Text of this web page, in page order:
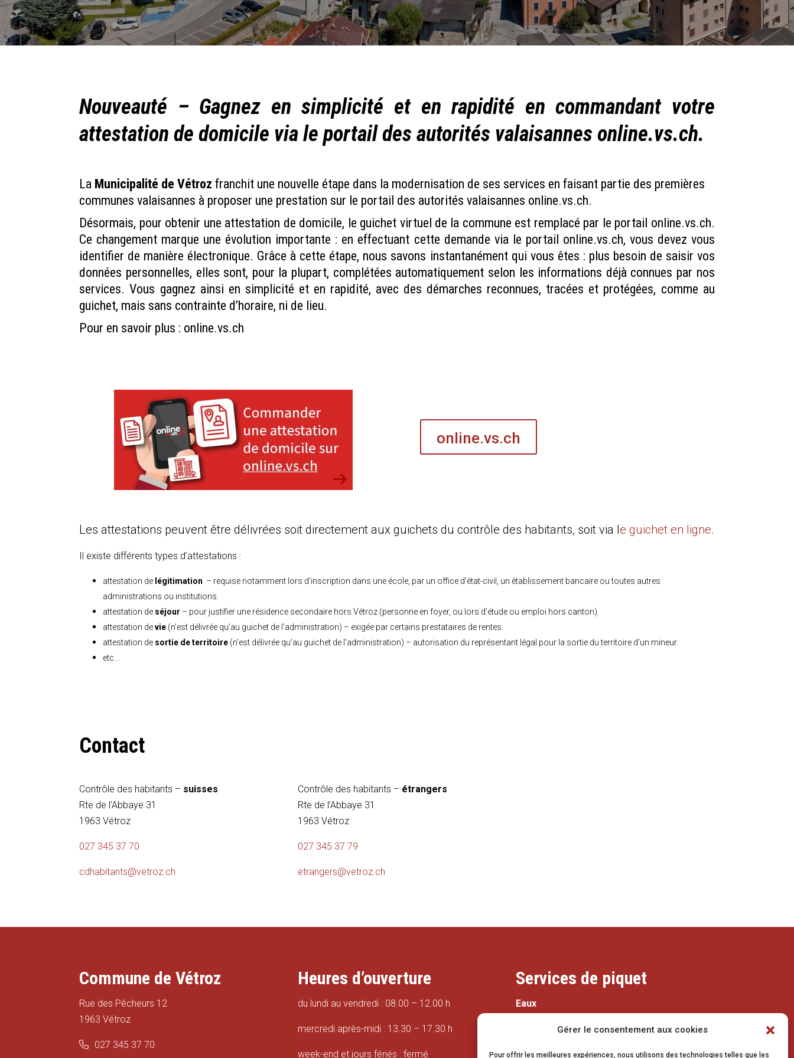
Gérer le consentement aux cookies
Pour offrir les meilleures expériences, nous utilisons des technologies telles que les
Nouveauté – Gagnez en simplicité et en rapidité en commandant votre
attestation de domicile via le portail des autorités valaisannes online.vs.ch.
La Municipalité de Vétrozfranchit une nouvelle étape dans la modernisation de ses services en faisant partie des premières
communes valaisannes à proposer une prestation sur le portail des autorités valaisannes online.vs.ch.
Désormais, pour obtenir une attestation de domicile, le guichet virtuel de la commune est remplacé par le portail online.vs.ch.
Ce changement marque une évolution importante : en effectuant cette demande via le portail online.vs.ch, vous devez vous
identifier de manière électronique. Grâce à cette étape, nous savons instantanément qui vous êtes : plus besoin de saisir vos
données personnelles, elles sont, pour la plupart, complétées automatiquement selon les informations déjà connues par nos
services. Vous gagnez ainsi en simplicité et en rapidité, avec des démarches reconnues, tracées et protégées, comme au
guichet, mais sans contrainte d’horaire, ni de lieu.
Pour en savoir plus : online.vs.ch
online.vs.ch
Les attestations peuvent être délivrées soit directement aux guichets du contrôle des habitants, soit via le guichet en ligne.
Il existe différents types d’attestations :
attestation de légitimation – requise notamment lors d’inscription dans une école, par un office d’état-civil, un établissement bancaire ou toutes autres
administrations ou institutions.
attestation de séjour – pour justifier une résidence secondaire hors Vétroz (personne en foyer, ou lors d’étude ou emploi hors canton).
attestation devie (n’est délivrée qu’au guichet de l’administration) – exigée par certains prestataires de rentes.
attestation de sortie de territoire (n’est délivrée qu’au guichet de l’administration) – autorisation du représentant légal pour la sortie du territoire d’un mineur.
etc…
Contact
Contrôle des habitants – suisses
Rte de l’Abbaye 31
1963 Vétroz
027 345 37 70
cdhabitants@vetroz.ch
Contrôle des habitants – étrangers
Rte de l’Abbaye 31
1963 Vétroz
027 345 37 79
etrangers@vetroz.ch
Commune de Vétroz
Rue des Pêcheurs 12
1963 Vétroz
027 345 37 70
Heures d’ouverture
du lundi au vendredi : 08.00 – 12.00 h
mercredi après-midi : 13.30 – 17.30 h
week-end et jours fériés : fermé
Services de piquet
Eaux
079 337 66 42
eaux@vetroz.ch